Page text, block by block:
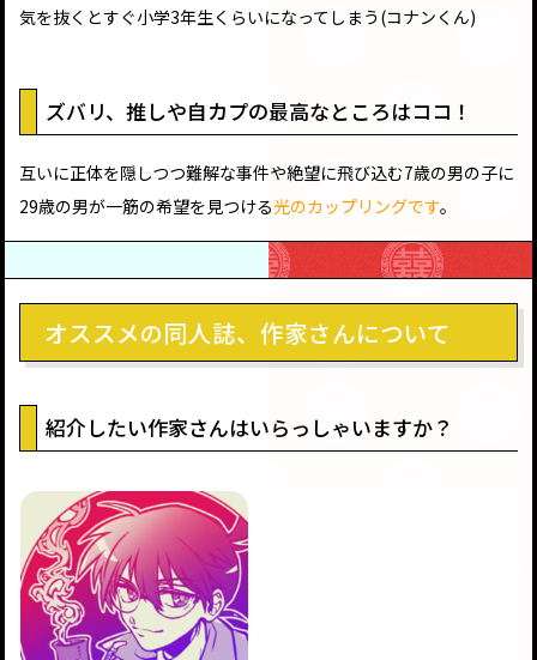
気を抜くとすぐ小学3年生くらいになってしまう(コナンくん)
ズバリ、推しや自カプの最高なところはココ！
互いに正体を隠しつつ難解な事件や絶望に飛び込む7歳の男の子に
29歳の男が一筋の希望を見つける光のカップリングです。
オススメの同人誌、作家さんについて
紹介したい作家さんはいらっしゃいますか？